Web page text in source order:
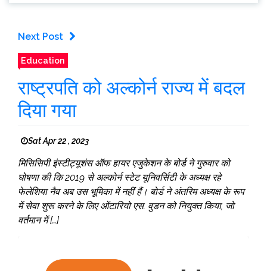
Next Post
Education
राष्ट्रपति को अल्कोर्न राज्य में बदल
दिया गया
Sat Apr 22 , 2023
मिसिसिपी इंस्टीट्यूशंस ऑफ हायर एजुकेशन के बोर्ड ने गुरुवार को
घोषणा की कि 2019 से अल्कोर्न स्टेट यूनिवर्सिटी के अध्यक्ष रहे
फेलेशिया नैव अब उस भूमिका में नहीं हैं। बोर्ड ने अंतरिम अध्यक्ष के रूप
में सेवा शुरू करने के लिए ओंटारियो एस. वुडन को नियुक्त किया, जो
वर्तमान में […]